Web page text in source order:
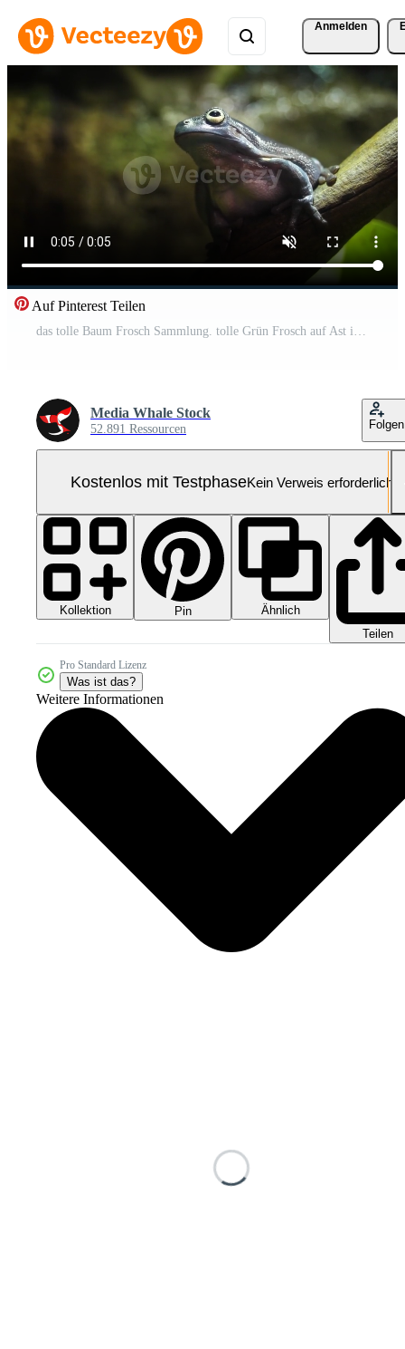
Anmelden
Auf Pinterest Teilen
das tolle Baum Frosch Sammlung. tolle Grün Frosch auf Ast im Terrarium. tolle Frosch tarnen im Natur. Gebell Baum Frosch Pro Video
Media Whale Stock
52.891 Ressourcen Folgen
Kostenlos mit TestphaseKein Verweis erforderlich
Kollektion Pin
Ähnlich
Teilen
Pro Standard Lizenz
Was ist das?
Weitere Informationen